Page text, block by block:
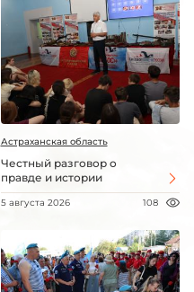
Астраханская область
Честный разговор о
правде и истории
5 августа 2026 108